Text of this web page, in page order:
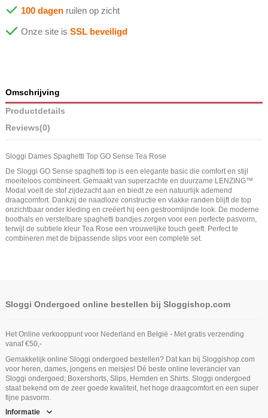
100 dagen ruilen op zicht
Onze site is SSL beveiligd
Omschrijving
Productdetails
Reviews(0)
Sloggi Dames Spaghetti Top GO Sense Tea Rose
De Sloggi GO Sense spaghetti top is een elegante basic die comfort en stijl
moeiteloos combineert. Gemaakt van superzachte en duurzame LENZING™
Modal voelt de stof zijdezacht aan en biedt ze een natuurlijk ademend
draagcomfort. Dankzij de naadloze constructie en vlakke randen blijft de top
onzichtbaar onder kleding en creëert hij een gestroomlijnde look. De moderne
boothals en verstelbare spaghetti bandjes zorgen voor een perfecte pasvorm,
terwijl de subtiele kleur Tea Rose een vrouwelijke touch geeft. Perfect te
combineren met de bijpassende slips voor een complete set.
Sloggi Ondergoed online bestellen bij Sloggishop.com
Het Online verkooppunt voor Nederland en België - Met gratis verzending
vanaf €50,-
Gemakkelijk online Sloggi ondergoed bestellen? Dat kan bij Sloggishop.com
voor heren, dames, jongens en meisjes! Dé beste online leverancier van
Sloggi ondergoed; Boxershorts, Slips, Hemden en Shirts. Sloggi ondergoed
staat bekend om de zeer goede kwaliteit, het hoge draagcomfort en een super
fijne pasvorm.
Informatie